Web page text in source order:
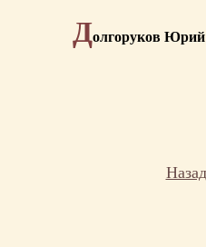
Долгоруков Юрий
Назад